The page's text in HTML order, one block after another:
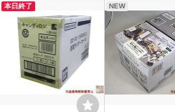
本日終了 NEW